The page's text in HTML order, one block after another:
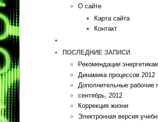
О сайте
Карта сайта
Контакт
ПОСЛЕДНИЕ ЗАПИСИ
Рекомендации энергетикам
Динамика процессов 2012
Дополнительные рабочие
сентябрь, 2012
Коррекция жизни
Электронная версия